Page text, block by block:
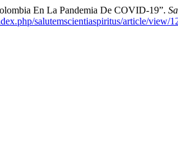
En La Pandemia De COVID-19”.
salutemscientiaspiritus/article/view/